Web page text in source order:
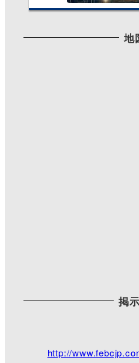
脇町キリスト教会
地
掲
http://